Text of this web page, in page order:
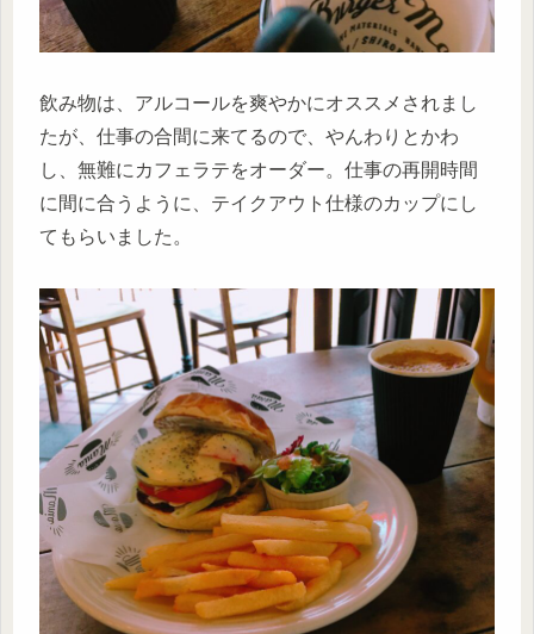
飲み物は、アルコールを爽やかにオススメされまし
たが、仕事の合間に来てるので、やんわりとかわ
し、無難にカフェラテをオーダー。仕事の再開時間
に間に合うように、テイクアウト仕様のカップにし
てもらいました。